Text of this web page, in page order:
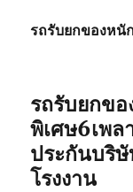
รถรับยกของหนั
รถรับยกขอ
พิเศษ6เพ
ประกันบริษั
โรงงาน